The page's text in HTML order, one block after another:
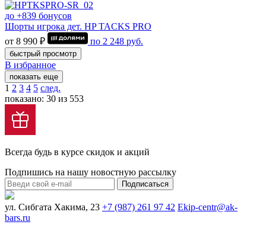
до +839 бонусов
Шорты игрока дет. HP TACKS PRO
от 8 990 ₽
по 2 248 руб.
быстрый просмотр
В избранное
показать еще
1 2 3 4 5 след.
показано: 30 из 553
Всегда будь в курсе скидок и акций
Подпишись на нашу новостную рассылку
Подписаться
ул. Сибгата Хакима, 23 +7 (987) 261 97 42 Ekip-centr@ak-
bars.ru